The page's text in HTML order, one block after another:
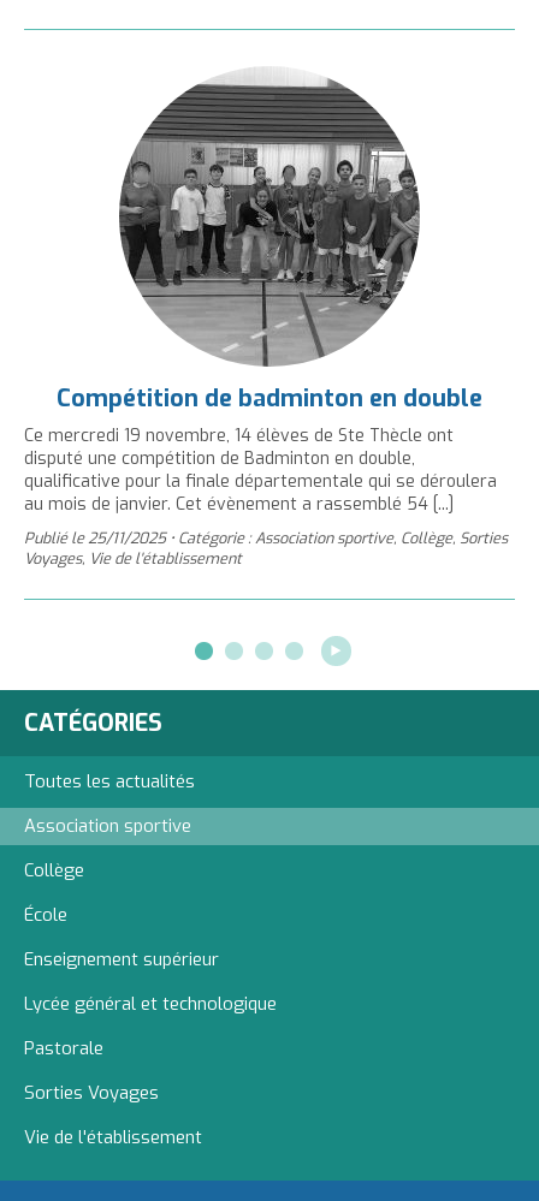
Compétition de badminton en double
Ce mercredi 19 novembre, 14 élèves de Ste Thècle ont
disputé une compétition de Badminton en double,
qualificative pour la finale départementale qui se déroulera
au mois de janvier. Cet évènement a rassemblé 54 [...]
Publié le25/11/2025 • Catégorie : Association sportive, Collège, Sorties
Voyages, Vie de l'établissement
CATÉGORIES
Toutes les actualités
Association sportive
Collège
École
Enseignement supérieur
Lycée général et technologique
Pastorale
Sorties Voyages
Vie de l'établissement